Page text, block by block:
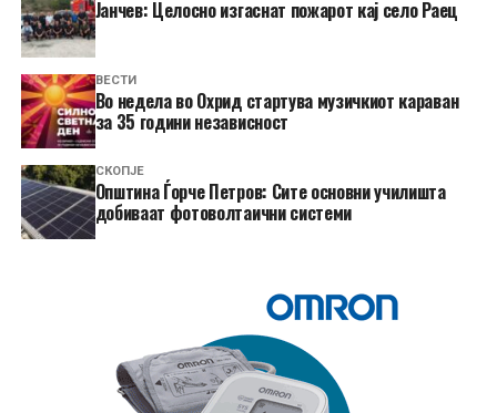
Јанчев: Целосно изгаснат пожарот кај село Раец
ВЕСТИ
Во недела во Охрид стартува музичкиот караван
за 35 години независност
СКОПЈЕ
Општина Ѓорче Петров: Сите основни училишта
добиваат фотоволтаични системи